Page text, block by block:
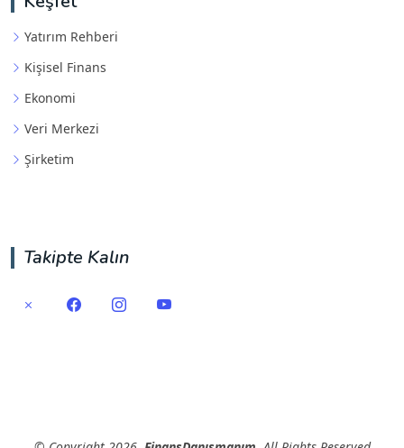
Yatırım Rehberi
Kişisel Finans
Ekonomi
Veri Merkezi
Şirketim
Takipte Kalın